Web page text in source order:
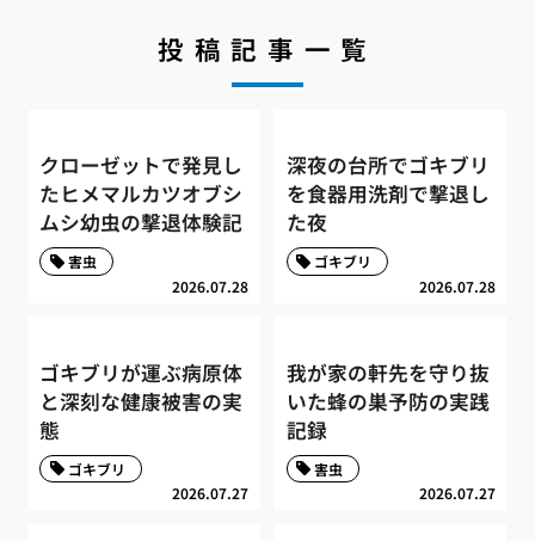
投稿記事一覧
クローゼットで発見し
たヒメマルカツオブシ
ムシ幼虫の撃退体験記
2026.07.28
害虫
深夜の台所でゴキブリ
を食器用洗剤で撃退し
た夜
2026.07.28
ゴキブリ
ゴキブリが運ぶ病原体
と深刻な健康被害の実
態
2026.07.27
ゴキブリ
我が家の軒先を守り抜
いた蜂の巣予防の実践
記録
2026.07.27
害虫